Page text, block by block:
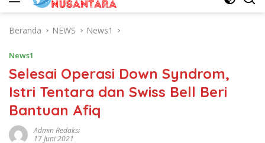
Beranda NEWS News1
News1
Selesai Operasi Down Syndrom,
Istri Tentara dan Swiss Bell Beri
Bantuan Afiq
Admin Redaksi
17 Juni 2021